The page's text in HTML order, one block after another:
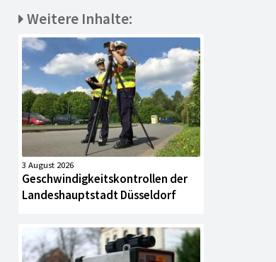
Weitere Inhalte:
3 August 2026
Geschwindigkeitskontrollen der
Landeshauptstadt Düsseldorf